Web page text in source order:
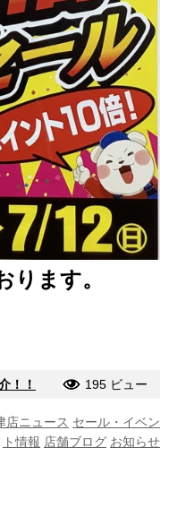
ます。
！！ 195 ビュー
店ニュース セール・イベン
ト情報 店舗ブログ お知らせ